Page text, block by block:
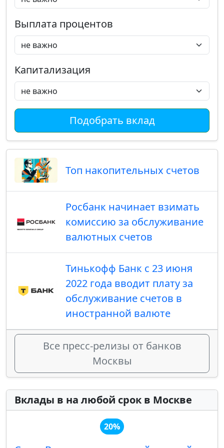
Выплата процентов
Капитализация
Подобрать вклад
Топ накопительных счетов
Росбанк начинает взимать
комиссию за обслуживание
валютных счетов
Тинькофф Банк с 23 июня
2022 года вводит плату за
обслуживание счетов в
иностранной валюте
Все пресс-релизы от банков
Москвы
Вклады в на любой срок в Москве
20%